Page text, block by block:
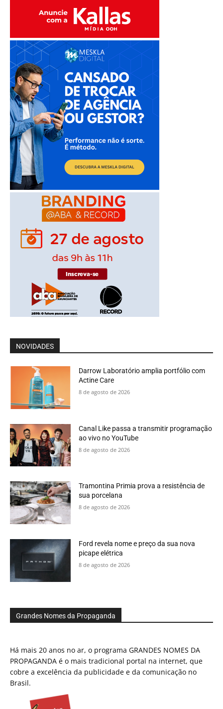
NOVIDADES
Darrow Laboratório amplia portfólio com
Actine Care
8 de agosto de 2026
Canal Like passa a transmitir programação
ao vivo no YouTube
8 de agosto de 2026
Tramontina Primia prova a resistência de
sua porcelana
8 de agosto de 2026
Ford revela nome e preço da sua nova
picape elétrica
8 de agosto de 2026
Grandes Nomes da Propaganda
Há mais 20 anos no ar, o programa GRANDES NOMES DA
PROPAGANDA é o mais tradicional portal na internet, que
cobre a excelência da publicidade e da comunicação no
Brasil.